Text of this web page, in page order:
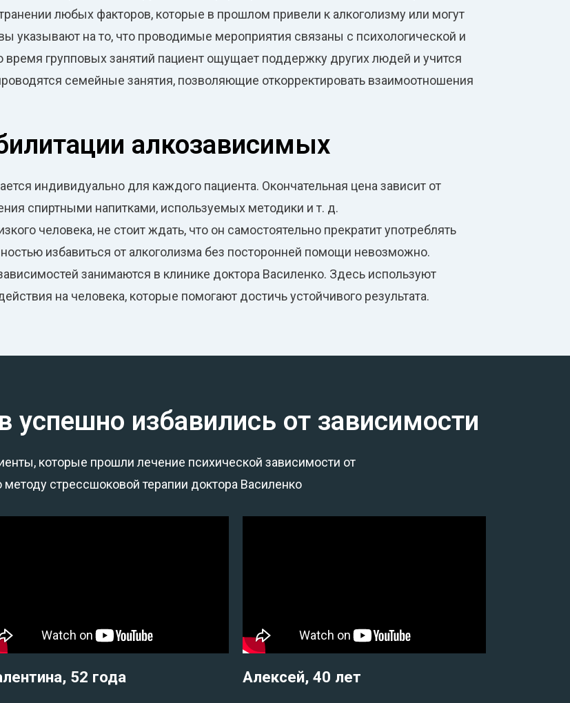
любых факторов, которые в прошлом привели к алкоголизму или могут
указывают на то, что проводимые мероприятия связаны с психологической и
групповых занятий пациент ощущает поддержку других людей и учится
семейные занятия, позволяющие откорректировать взаимоотношения
алкозависимых
индивидуально для каждого пациента. Окончательная цена зависит от
спиртными напитками, используемых методики и т. д.
человека, не стоит ждать, что он самостоятельно прекратит употреблять
избавиться от алкоголизма без посторонней помощи невозможно.
занимаются в клинике доктора Василенко. Здесь используют
на человека, которые помогают достичь устойчивого результата.
успешно избавились от зависимости
которые прошли лечение психической зависимости от
методу стрессшоковой терапии доктора Василенко
52 года Алексей, 40 лет